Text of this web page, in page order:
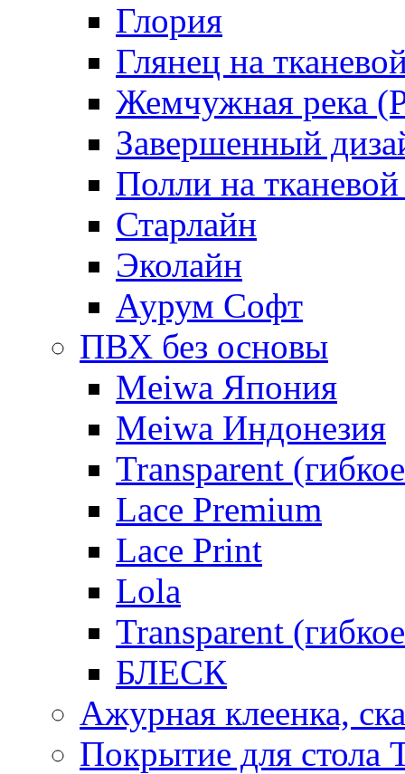
Глория
Глянец на
Жемчужная река
Завершенный
Полли на
Старлайн
Эколайн
Аурум Софт
ПВХ без основы
Meiwa Япония
Meiwa Индонезия
Transparent
Lace Premium
Lace Print
Lola
Transparent
БЛЕСК
Ажурная клеенка,
Покрытие для стола